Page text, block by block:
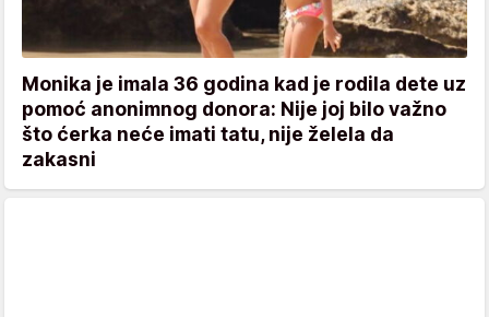
Monika je imala 36 godina kad je rodila dete uz
pomoć anonimnog donora: Nije joj bilo važno
što ćerka neće imati tatu, nije želela da
zakasni